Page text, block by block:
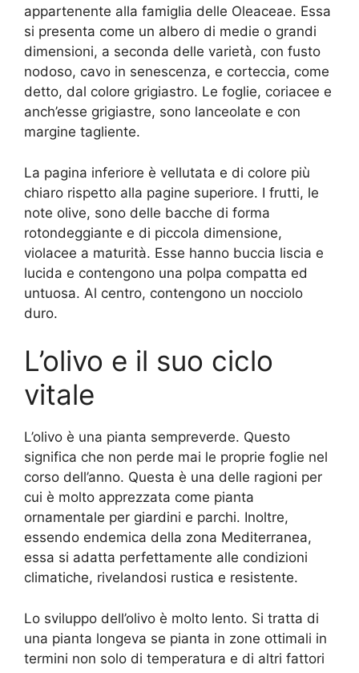
appartenente alla famiglia delle Oleaceae. Essa
si presenta come un albero di medie o grandi
dimensioni, a seconda delle varietà, con fusto
nodoso, cavo in senescenza, e corteccia, come
detto, dal colore grigiastro. Le foglie, coriacee e
anch’esse grigiastre, sono lanceolate e con
margine tagliente.
La pagina inferiore è vellutata e di colore più
chiaro rispetto alla pagine superiore. I frutti, le
note olive, sono delle bacche di forma
rotondeggiante e di piccola dimensione,
violacee a maturità. Esse hanno buccia liscia e
lucida e contengono una polpa compatta ed
untuosa. Al centro, contengono un nocciolo
duro.
L’olivo e il suo ciclo
vitale
L’olivo è una pianta sempreverde. Questo
significa che non perde mai le proprie foglie nel
corso dell’anno. Questa è una delle ragioni per
cui è molto apprezzata come pianta
ornamentale per giardini e parchi. Inoltre,
essendo endemica della zona Mediterranea,
essa si adatta perfettamente alle condizioni
climatiche, rivelandosi rustica e resistente.
Lo sviluppo dell’olivo è molto lento. Si tratta di
una pianta longeva se pianta in zone ottimali in
termini non solo di temperatura e di altri fattori